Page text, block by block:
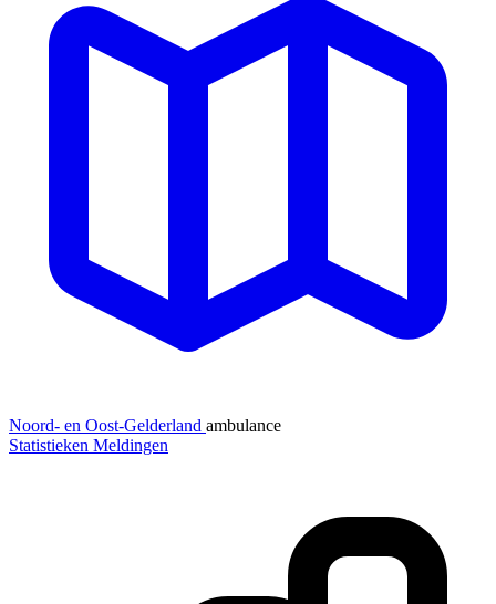
Noord- en Oost-Gelderland ambulance
Statistieken Meldingen